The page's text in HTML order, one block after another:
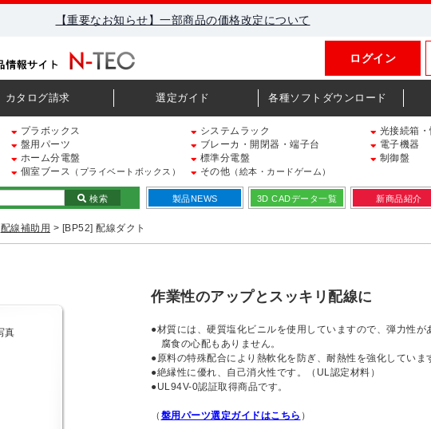
【重要なお知らせ】一部商品の価格改定について
ログイン
カタログ請求 選定ガイド 各種ソフトダウンロード
プラボックス システムラック
光接続箱
盤用パーツ ブレーカ・開閉器・端子台
電子機器
ホーム分電盤 標準分電盤
制御盤
個室ブース （プライベートボックス） その他 （絵本・カードゲーム）
検索 製品NEWS 3D CADデータ一覧 新商品紹介
配線補助用 > [BP52] 配線ダクト
作業性のアップとスッキリ配線に
●材質には、硬質塩化ビニルを使用していますので、弾力性が
腐食の心配もありません。
●原料の特殊配合により熱軟化を防ぎ、耐熱性を強化していま
●絶縁性に優れ、自己消火性です。（UL認定材料）
●UL94V-0認証取得商品です。
（ 盤用パーツ選定ガイドはこちら ）